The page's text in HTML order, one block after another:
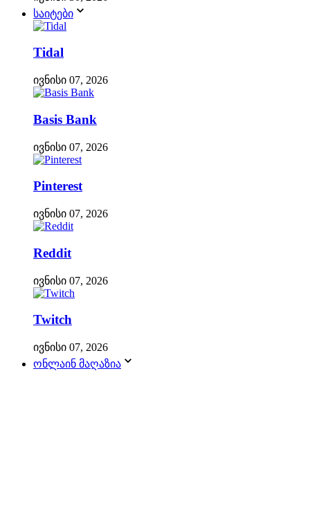
საიტები
Tidal
ივნისი 07, 2026
Basis Bank
ივნისი 07, 2026
Pinterest
ივნისი 07, 2026
Reddit
ივნისი 07, 2026
Twitch
ივნისი 07, 2026
ონლაინ მაღაზია